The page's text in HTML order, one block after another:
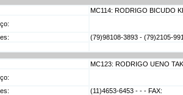
MC114: RODRIGO BICUDO
(79)98108-3893 - (79)2105-
MC123: RODRIGO UENO
(11)4653-6453 - - - FAX: